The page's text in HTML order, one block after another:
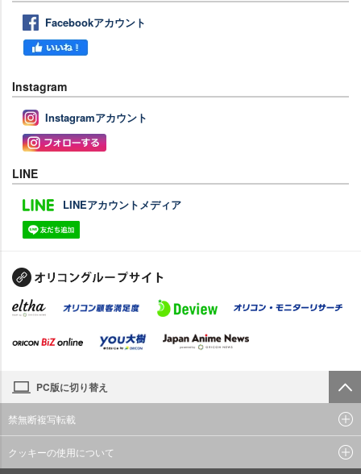
Facebookアカウント
Instagram
Instagramアカウント
LINE
LINEアカウントメディア
PC版に切り替え
禁無断複写転載
クッキーの使用について